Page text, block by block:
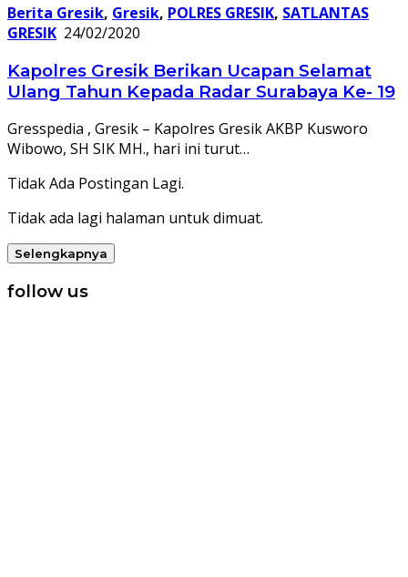
Berita Gresik, Gresik, POLRES GRESIK, SATLANTAS
GRESIK 24/02/2020
Kapolres Gresik Berikan Ucapan Selamat
Ulang Tahun Kepada Radar Surabaya Ke- 19
Gresspedia , Gresik – Kapolres Gresik AKBP Kusworo
Wibowo, SH SIK MH., hari ini turut…
Tidak Ada Postingan Lagi.
Tidak ada lagi halaman untuk dimuat.
Selengkapnya
follow us